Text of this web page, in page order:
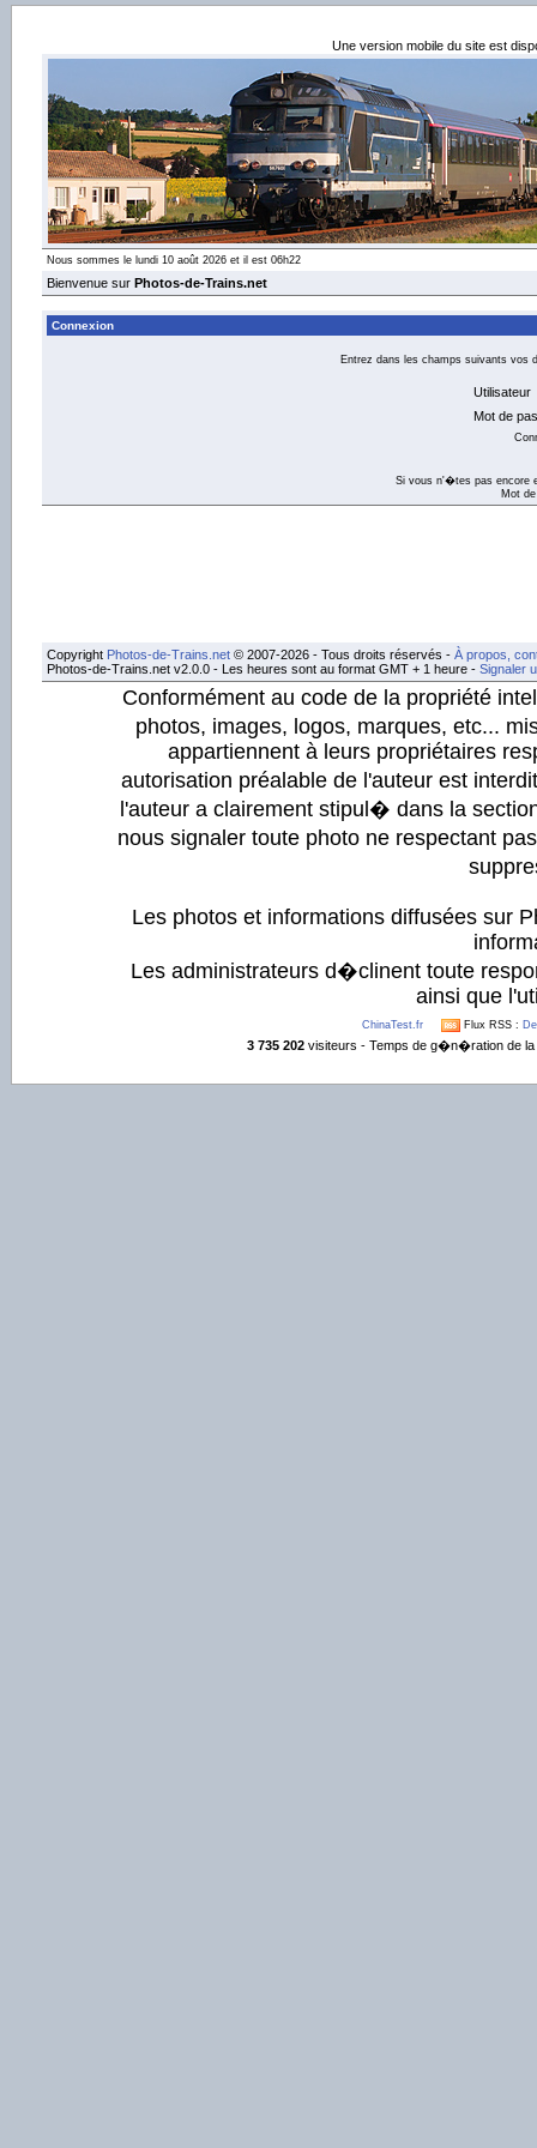
Une version mobile du site est
Nous sommes le lundi 10 août 2026 et il est 06h22
Bienvenue sur Photos-de-Trains.net
Connexion
Entrez dans les champs suivants vos
Utilisateur
Mot de
Si vous n'�tes pas encore
Mot
Copyright Photos-de-Trains.net © 2007-2026 - Tous droits réservés - À propos,
Photos-de-Trains.net v2.0.0 - Les heures sont au format GMT + 1 heure - Signaler
Conformément au code de la propriété
photos, images, logos, marques, etc...
appartiennent à leurs propriétaires
autorisation préalable de l'auteur est
l'auteur a clairement stipul� dans la
nous signaler toute photo ne respectant
Les photos et informations diffusées sur
Les administrateurs d�clinent toute
ainsi que
ChinaTest.fr Flux RSS :
3 735 202visiteurs - Temps de g�n�ration de